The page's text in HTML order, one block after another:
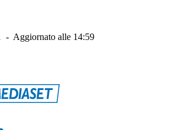
- Aggiornato alle 14:59